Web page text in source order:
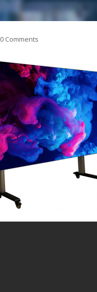
0 Comments